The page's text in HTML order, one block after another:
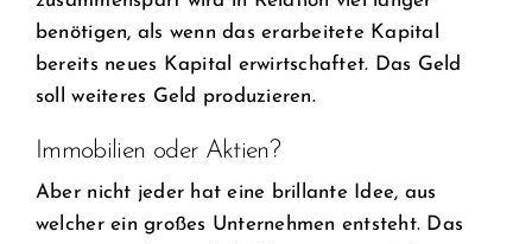
benötigen, als wenn das erarbeitete Kapital
bereits neues Kapital erwirtschaftet. Das Geld
soll weiteres Geld produzieren.
Immobilien oder Aktien?
Aber nicht jeder hat eine brillante Idee, aus
welcher ein großes Unternehmen entsteht. Das